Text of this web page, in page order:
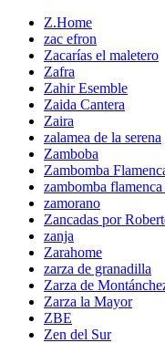
Z.Home
zac efron
Zacarías el maletero
Zafra
Zahir Esemble
Zaida Cantera
Zaira
zalamea de la serena
Zamboba
Zambomba
zambomba
zamorano
Zancadas por
zanja
Zarahome
zarza de granadilla
Zarza de
Zarza la Mayor
ZBE
Zen del Sur